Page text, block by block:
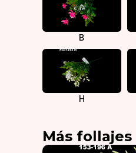
B
H
Más follajes